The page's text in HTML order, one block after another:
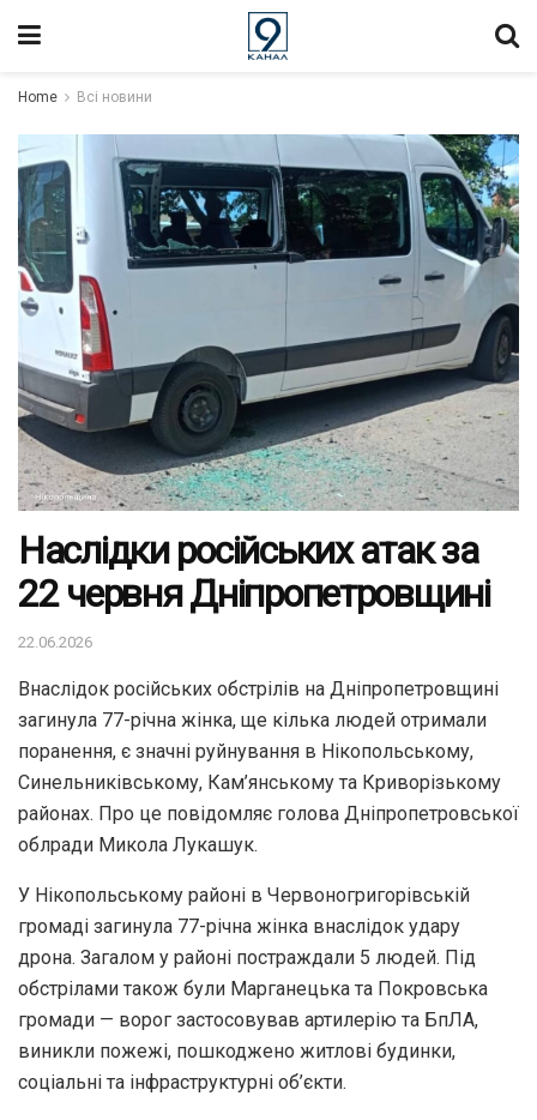
Home Всі новини
Наслідки російських атак за
22 червня Дніпропетровщині
22.06.2026
Внаслідок російських обстрілів на Дніпропетровщині
загинула 77-річна жінка, ще кілька людей отримали
поранення, є значні руйнування в Нікопольському,
Синельниківському, Кам’янському та Криворізькому
районах. Про це повідомляє голова Дніпропетровської
облради Микола Лукашук.
У Нікопольському районі в Червоногригорівській
громаді загинула 77-річна жінка внаслідок удару
дрона. Загалом у районі постраждали 5 людей. Під
обстрілами також були Марганецька та Покровська
громади — ворог застосовував артилерію та БпЛА,
виникли пожежі, пошкоджено житлові будинки,
соціальні та інфраструктурні об’єкти.